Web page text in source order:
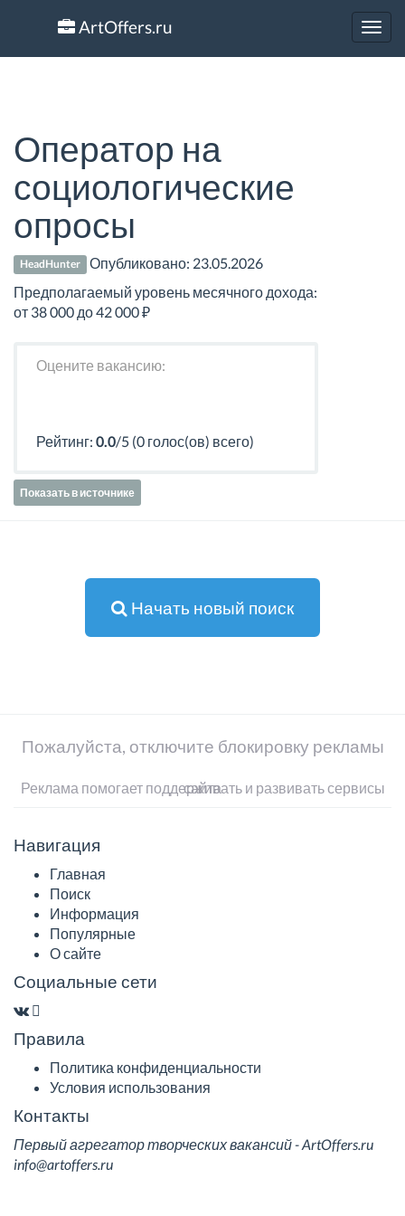
ArtOffers.ru
Оператор на
социологические
опросы
HeadHunter Опубликовано: 23.05.2026
Предполагаемый уровень месячного дохода:
от 38 000 до 42 000 ₽
Оцените вакансию:
Рейтинг: 0.0/5 (0 голос(ов) всего)
Показать в источнике
Начать новый поиск
Пожалуйста, отключите блокировку рекламы
Реклама помогает поддерживать и развивать сервисы сайта
Навигация
Главная
Поиск
Информация
Популярные
О сайте
Социальные сети
Правила
Политика конфиденциальности
Условия использования
Контакты
Первый агрегатор творческих вакансий - ArtOffers.ru
info@artoffers.ru